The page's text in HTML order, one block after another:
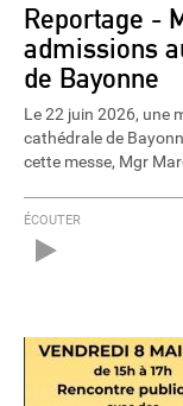
Reportage -
admissions
de Bayonne
Le 22 juin 2026, une
cathédrale de
cette messe, Mgr
ÉCOUTER